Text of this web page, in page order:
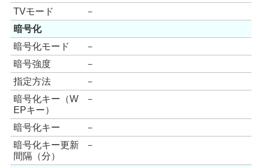
TVモード
－
暗号化
暗号化モード
－
暗号強度
－
指定方法
－
暗号化キー（W
EPキー）
－
暗号化キー
－
暗号化キー更新
間隔（分）
－